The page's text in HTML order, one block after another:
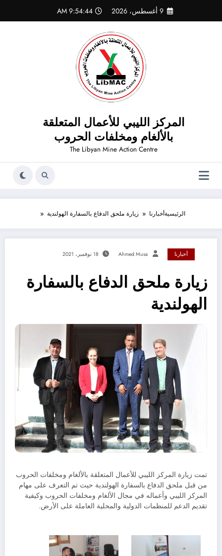
المحتوى
9 أغسطس، 2026 9:54:45 AM
المركز الليبي للأعمال المتعلقة
بالألغام ومخلفات الحروب
The Libyan Mine Action Centre
الرئيسيةأخبارنا زيارة ملحق الدفاع بالسفارة الهولندية
أخبارنا Ahmed Musa 18 نوفمبر، 2021
زيارة ملحق الدفاع بالسفارة
الهولندية
تمت زيارة المركز الليبي للأعمال المتعلقة بالألغام ومخلفات الحروب
من قبل ملحق الدفاع بالسفارة الهولندية حيث تم التعرف على مهام
المركز الليبي وأعماله في مجال الألغام ومخلفات الحروب وكيفية
تقديم الدعم للمنظمات الدولية والمحلية العاملة على الأرض.